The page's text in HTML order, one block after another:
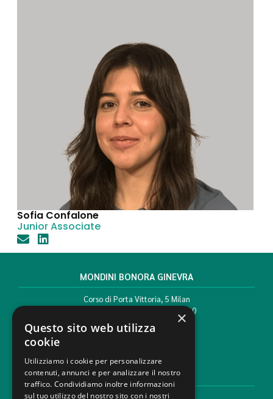
Sofia Confalone
Junior Associate
MONDINI BONORA GINEVRA
Corso di Porta Vittoria, 5 Milan
T. +39 02 777351 F. +39 02 784510
info@mbg.legal
LEGAL AREAS
×
Questo sito web utilizza
cookie
Utilizziamo i cookie per personalizzare
contenuti, annunci e per analizzare il nostro
traffico. Condividiamo inoltre informazioni
sul tuo utilizzo del nostro sito con i nostri